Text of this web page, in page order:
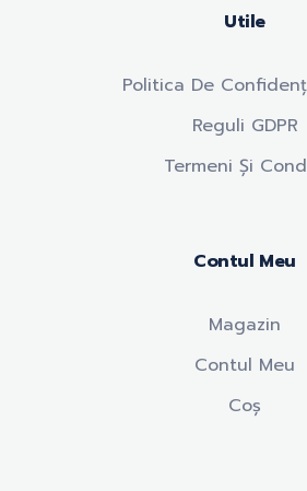
Utile
Politica De
Reguli GDPR
Termeni Și
Contul Meu
Magazin
Contul Meu
Coș